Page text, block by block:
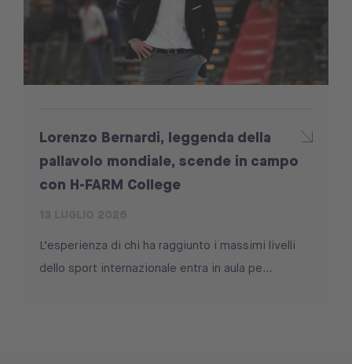
Lorenzo Bernardi, leggenda della
pallavolo mondiale, scende in campo
con H-FARM College
L’esperienza di chi ha raggiunto i massimi livelli
dello sport internazionale entra in aula pe...